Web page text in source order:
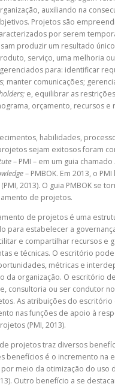
auxiliando na
Projetos são
por serem
produzir um resultado
serviço, uma melhoria
para: identificar
manter comunicações;
e, equilibrar as
orçamento, recursos e
habilidades,
sejam exitosos foram
– PMI – em um guia chamado
– PMBOK. Em 2013, o
2013). O guia PMBOK se
de projetos.
de projetos é uma
para estabelecer a
e compartilhar recursos e
e técnicas. O escritório
métricas e
da organização. O escritório
consultoria ou ser condutor no
As atribuições do
nas funções de apoio à
(PMI, 2013).
projetos traz diversos
benefícios é o incremento na
meio da otimização do uso
Outro benefício a se